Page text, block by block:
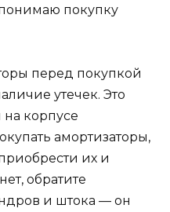
покупку
перед покупкой
утечек. Это
корпусе
амортизаторы,
их и
обратите
и штока — он